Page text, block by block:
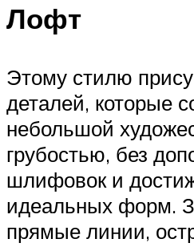
Лофт
Этому стилю
деталей, которые
небольшой
грубостью, без
шлифовок и
идеальных форм.
прямые линии,